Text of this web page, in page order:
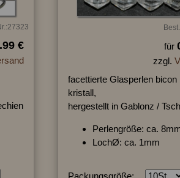
€ für
zzgl.
facettierte Glasperlen bicon
kristall,
hergestellt in Gablonz /
Perlengröße: ca.
LochØ: ca. 1mm
Packungsgröße: